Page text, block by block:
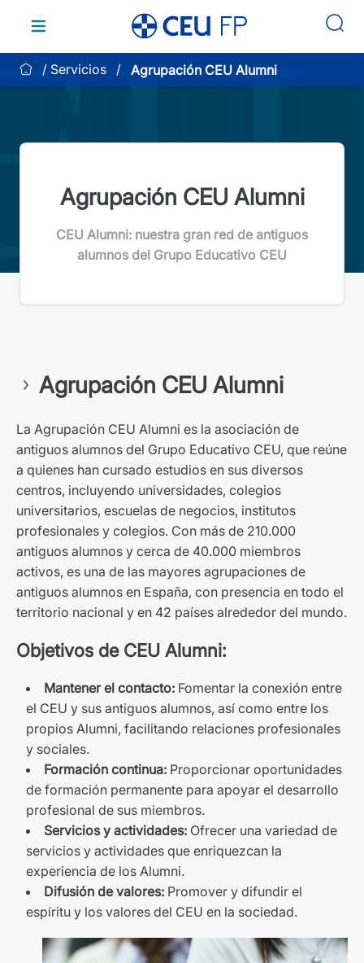
contenido
Servicios
Agrupación CEU Alumni
Agrupación CEU Alumni
CEU Alumni: nuestra gran red de antiguos
alumnos del Grupo Educativo CEU
Agrupación CEU Alumni
La Agrupación CEU Alumni es la asociación de
antiguos alumnos del Grupo Educativo CEU, que reúne
a quienes han cursado estudios en sus diversos
centros, incluyendo universidades, colegios
universitarios, escuelas de negocios, institutos
profesionales y colegios. Con más de 210.000
antiguos alumnos y cerca de 40.000 miembros
activos, es una de las mayores agrupaciones de
antiguos alumnos en España, con presencia en todo el
territorio nacional y en 42 países alrededor del mundo.
Objetivos de CEU Alumni:
Mantener el contacto: Fomentar la conexión entre
el CEU y sus antiguos alumnos, así como entre los
propios Alumni, facilitando relaciones profesionales
y sociales.
Formación continua: Proporcionar oportunidades
de formación permanente para apoyar el desarrollo
profesional de sus miembros.
Servicios y actividades: Ofrecer una variedad de
servicios y actividades que enriquezcan la
experiencia de los Alumni.
Difusión de valores: Promover y difundir el
espíritu y los valores del CEU en la sociedad.